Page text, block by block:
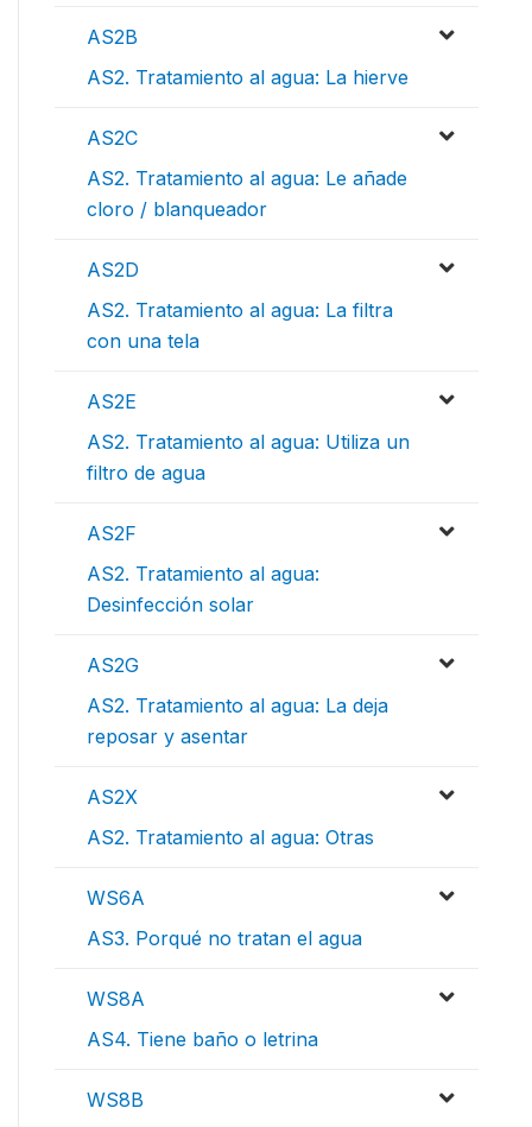
AS2B
AS2. Tratamiento al agua: La hierve
AS2C
AS2. Tratamiento al agua: Le añade
cloro / blanqueador
AS2D
AS2. Tratamiento al agua: La filtra
con una tela
AS2E
AS2. Tratamiento al agua: Utiliza un
filtro de agua
AS2F
AS2. Tratamiento al agua:
Desinfección solar
AS2G
AS2. Tratamiento al agua: La deja
reposar y asentar
AS2X
AS2. Tratamiento al agua: Otras
WS6A
AS3. Porqué no tratan el agua
WS8A
AS4. Tiene baño o letrina
WS8B